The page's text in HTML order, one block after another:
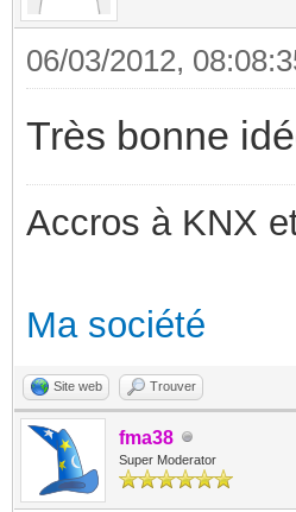
06/03/2012,
Très bonne
Accros à KNX
Ma société
Site web Trouver
fma38
Super Moderator